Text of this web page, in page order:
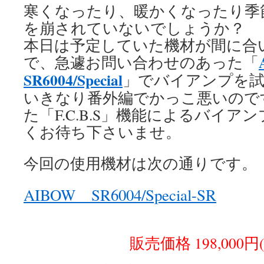
寒くなったり、暖かくなったり
を崩されていないでしょうか？
本日は予定していた機材が間に
で、急遽お問い合わせのあった「
SR6004/Special 」でバイアンプを
いきなり番外編でかっこ悪いの
た「F.C.B.S」機能によるバイア
くお待ち下さいませ。
今回の使用機材は次の通りです。
AIBOW SR6004/Special-SR
販売価格 198,000